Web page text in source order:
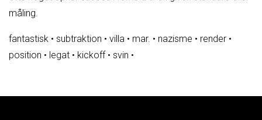
måling.
fantastisk • subtraktion • villa • mar. • nazisme • render •
position • legat • kickoff• svin •